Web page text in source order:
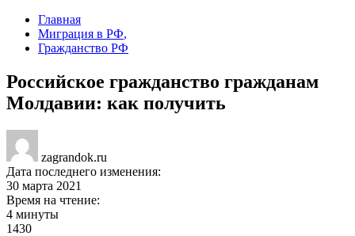
Главная
Миграция в РФ,
Гражданство РФ
Российское гражданство гражданам
Молдавии: как получить
zagrandok.ru
Дата последнего изменения:
30 марта 2021
Время на чтение:
4 минуты
1430